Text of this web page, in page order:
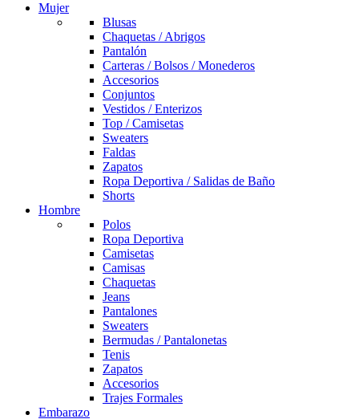
Mujer
Blusas
Chaquetas / Abrigos
Pantalón
Carteras / Bolsos / Monederos
Accesorios
Conjuntos
Vestidos / Enterizos
Top / Camisetas
Sweaters
Faldas
Zapatos
Ropa Deportiva / Salidas de Baño
Shorts
Hombre
Polos
Ropa Deportiva
Camisetas
Camisas
Chaquetas
Jeans
Pantalones
Sweaters
Bermudas / Pantalonetas
Tenis
Zapatos
Accesorios
Trajes Formales
Embarazo